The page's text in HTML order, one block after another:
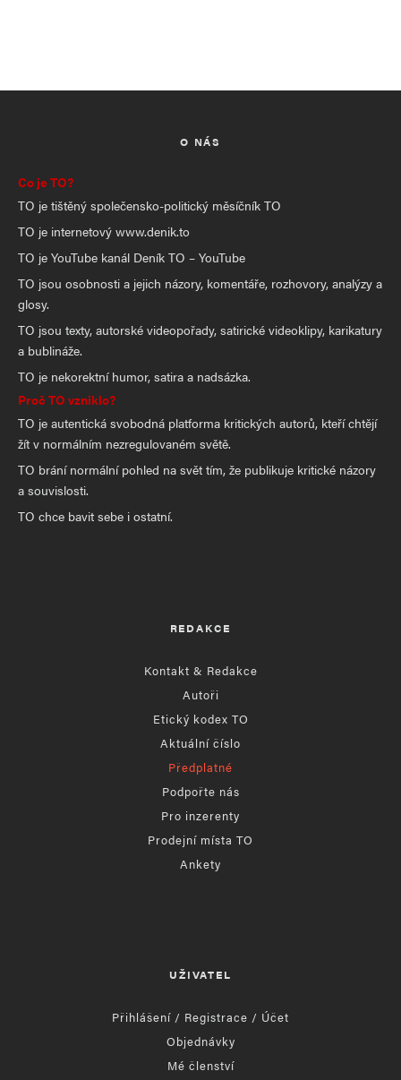
O NÁS
Co je TO?
TO je tištěný společensko-politický měsíčník TO
TO je internetový www.denik.to
TO je YouTube kanál Deník TO – YouTube
TO jsou osobnosti a jejich názory, komentáře, rozhovory, analýzy a
glosy.
TO jsou texty, autorské videopořady, satirické videoklipy, karikatury
a bublináže.
TO je nekorektní humor, satira a nadsázka.
Proč TO vzniklo?
TO je autentická svobodná platforma kritických autorů, kteří chtějí
žít v normálním nezregulovaném světě.
TO brání normální pohled na svět tím, že publikuje kritické názory
a souvislosti.
TO chce bavit sebe i ostatní.
REDAKCE
Kontakt & Redakce
Autoři
Etický kodex TO
Aktuální číslo
Předplatné
Podpořte nás
Pro inzerenty
Prodejní místa TO
Ankety
UŽIVATEL
Přihlášení / Registrace / Účet
Objednávky
Mé členství